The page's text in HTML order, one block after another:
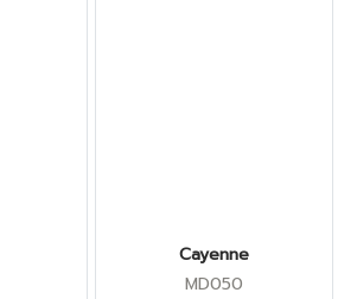
Cayenne
MD050